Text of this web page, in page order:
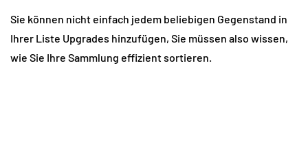
Sie können nicht einfach jedem beliebigen Gegenstand in
Ihrer Liste Upgrades hinzufügen, Sie müssen also wissen,
wie Sie Ihre Sammlung effizient sortieren.